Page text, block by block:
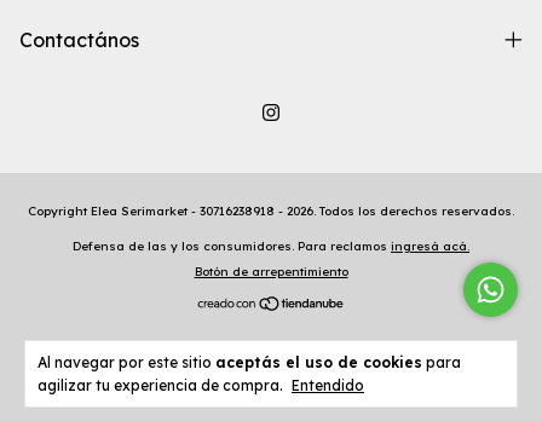
Al navegar por este sitio aceptás el uso de cookies para
agilizar tu experiencia de compra. Entendido
Contactános
Copyright Elea Serimarket - 30716238918 - 2026. Todos los derechos reservados.
Defensa de las y los consumidores. Para reclamos ingresá acá.
Botón de arrepentimiento